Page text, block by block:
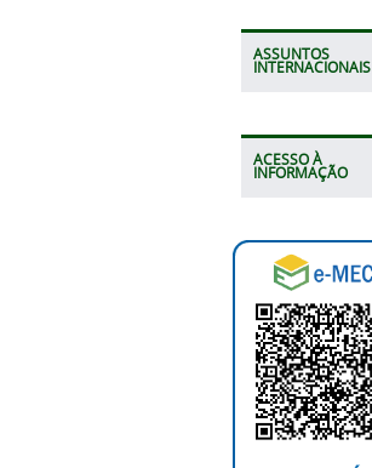
ASSUNTOS
INTERNACIONAIS
ACESSO À
INFORMAÇÃO